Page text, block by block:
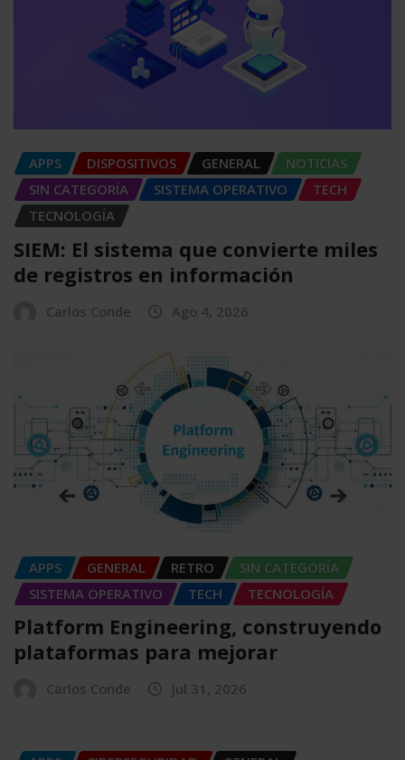
APPS DISPOSITIVOS GENERAL
NOTICIAS
SIN CATEGORÍA
SISTEMA OPERATIVO
TECH
TECNOLOGÍA
SIEM: El sistema que convierte miles
de registros en información
Carlos Conde Ago 4, 2026
APPS GENERAL RETRO
SIN CATEGORÍA
SISTEMA OPERATIVO
TECH TECNOLOGÍA
Platform Engineering, construyendo
plataformas para mejorar
Carlos Conde Jul 31, 2026